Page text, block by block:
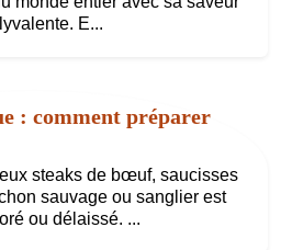
E...
: comment préparer
steaks de bœuf, saucisses
sauvage ou sanglier est
ou délaissé. ...